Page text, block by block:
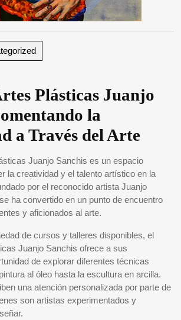
Plásticas Juanjo
la
a Través del Arte
Juanjo Sanchis es un espacio
la creatividad y el talento artístico en la
por el reconocido artista Juanjo
ha convertido en un punto de encuentro
y aficionados al arte.
de cursos y talleres disponibles, el
Juanjo Sanchis ofrece a sus
de explorar diferentes técnicas
al óleo hasta la escultura en arcilla.
una atención personalizada por parte de
son artistas experimentados y